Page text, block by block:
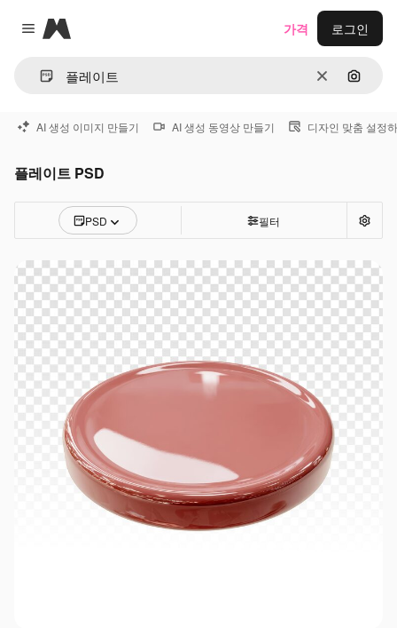
Close menu
Magnific
지우기이미지
가격 로그인
AI 생성 이미지 만들기 AI 생성 동영상 만들기 디자인 맞춤 설정
플레이트 PSD
PSD 필터